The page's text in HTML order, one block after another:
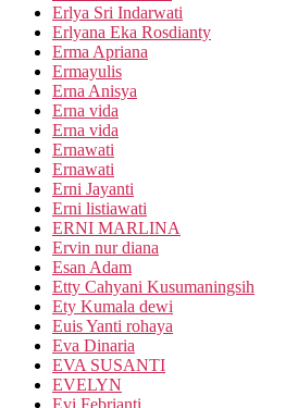
Erlya Sri Indarwati
Erlyana Eka Rosdianty
Erma Apriana
Ermayulis
Erna Anisya
Erna vida
Erna vida
Ernawati
Ernawati
Erni Jayanti
Erni listiawati
ERNI MARLINA
Ervin nur diana
Esan Adam
Etty Cahyani Kusumaningsih
Ety Kumala dewi
Euis Yanti rohaya
Eva Dinaria
EVA SUSANTI
EVELYN
Evi Febrianti